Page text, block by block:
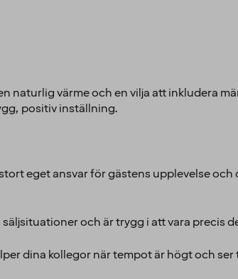
naturlig värme och en vilja att inkludera
positiv inställning.
eget ansvar för gästens upplevelse
och är trygg i att vara precis
dina kollegor när tempot är högt och